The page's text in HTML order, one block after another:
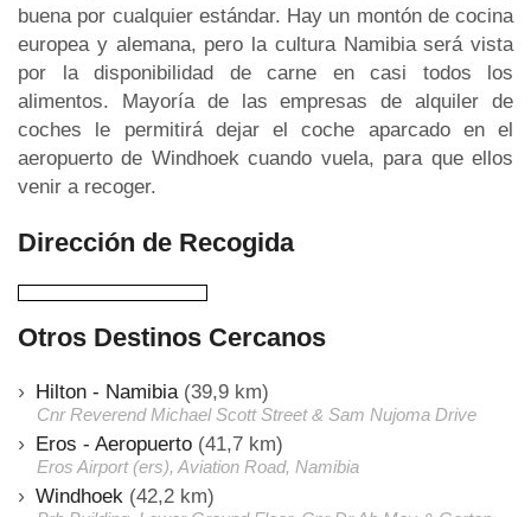
buena por cualquier estándar. Hay un montón de cocina
europea y alemana, pero la cultura Namibia será vista
por la disponibilidad de carne en casi todos los
alimentos. Mayoría de las empresas de alquiler de
coches le permitirá dejar el coche aparcado en el
aeropuerto de Windhoek cuando vuela, para que ellos
venir a recoger.
Dirección de Recogida
Otros Destinos Cercanos
Hilton - Namibia (39,9 km)
Cnr Reverend Michael Scott Street & Sam Nujoma Drive
Eros - Aeropuerto (41,7 km)
Eros Airport (ers), Aviation Road, Namibia
Windhoek (42,2 km)